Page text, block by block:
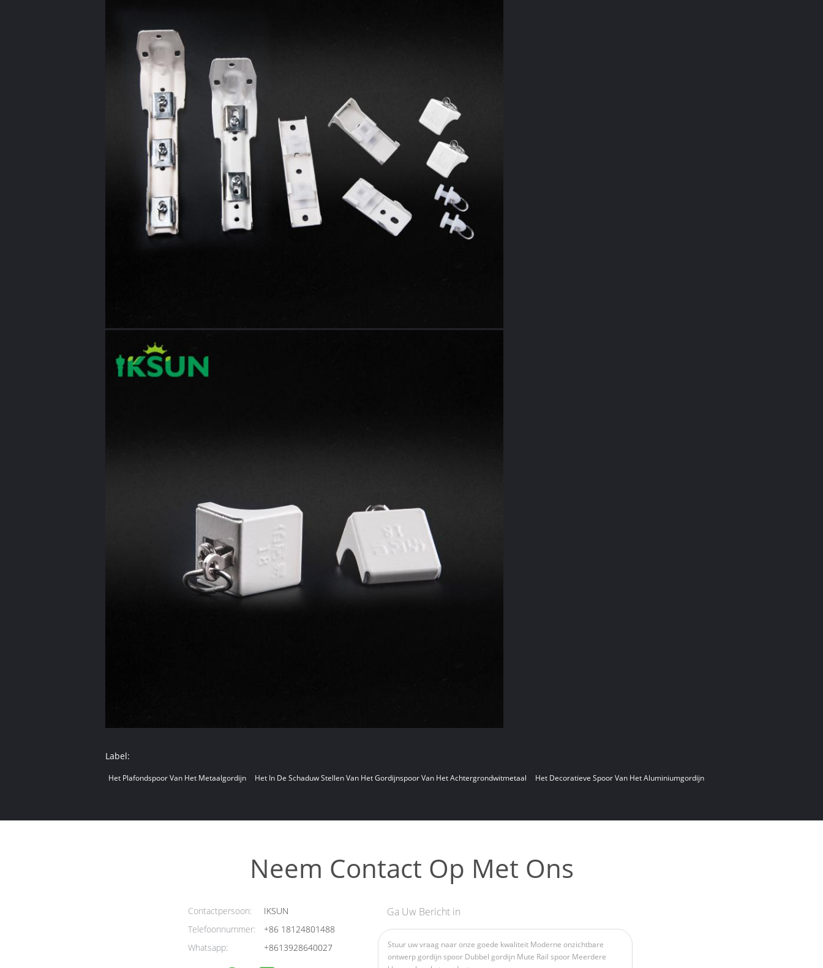
Label:
Het Plafondspoor Van Het Metaalgordijn Het In De Schaduw Stellen Van Het Gordijnspoor Van Het Achtergrondwitmetaal Het Decoratieve Spoor Van Het Aluminiumgordijn
Neem Contact Op Met Ons
Contactpersoon:
IKSUN
Telefoonnummer:
+86 18124801488
Whatsapp:
+8613928640027
Ga Uw Bericht in